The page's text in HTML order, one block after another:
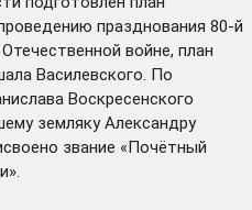
празднования 80-й
войне, план
Василевского. По
Воскресенского
земляку Александру
звание «Почётный